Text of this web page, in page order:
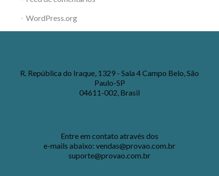
WordPress.org
R. República do Iraque, 1329 - Sala 4 Campo Belo, São
Paulo-SP
04611-002, Brasil
Entre em contato através dos
e-mails abaixo: vendas@provao.com.br
suporte@provao.com.br